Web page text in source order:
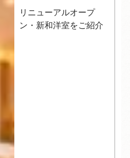
リニューアルオープ
ン・新和洋室をご紹介